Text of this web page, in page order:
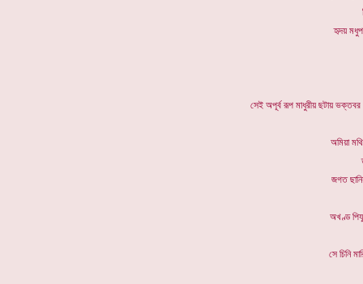
হৃদয়
সেই অপূর্ব রূপ মাধুরীয় ছটায়
অমিয়া
জগত
অখণ্ড
সে